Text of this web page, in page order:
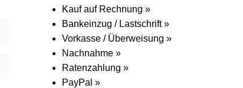
Kauf auf Rechnung »
Bankeinzug / Lastschrift »
Vorkasse / Überweisung »
Nachnahme »
Ratenzahlung »
PayPal »